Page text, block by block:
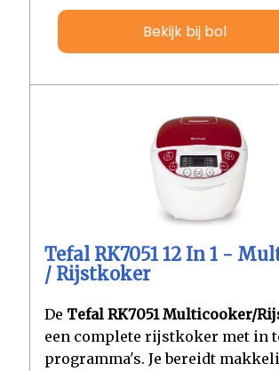
Bekijk bij bol
Tefal RK7051 12 In 1 -
/ Rijstkoker
De Tefal RK7051 Multicooker/
een complete rijstkoker met in
programma's. Je bereidt